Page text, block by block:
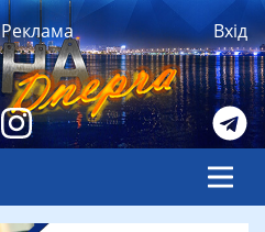
Реклама Вхід